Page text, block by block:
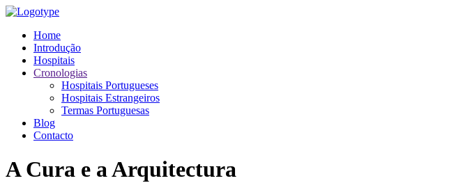
Home
Introdução
Hospitais
Cronologias
Hospitais Portugueses
Hospitais Estrangeiros
Termas Portuguesas
Blog
Contacto
A Cura e a Arquitectura